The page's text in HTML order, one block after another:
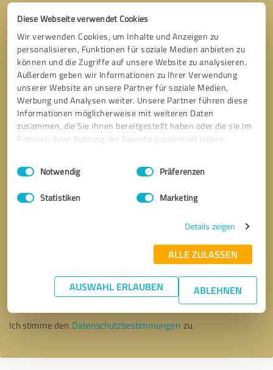
Diese Webseite verwendet Cookies
Wir verwenden Cookies, um Inhalte und Anzeigen zu
personalisieren, Funktionen für soziale Medien anbieten zu
können und die Zugriffe auf unsere Website zu analysieren.
Außerdem geben wir Informationen zu Ihrer Verwendung
unserer Website an unsere Partner für soziale Medien,
Werbung und Analysen weiter. Unsere Partner führen diese
Informationen möglicherweise mit weiteren Daten
zusammen, die Sie ihnen bereitgestellt haben oder die sie im
Rahmen Ihrer Nutzung der Dienste gesammelt haben.
Impressum Datenschutzbestimmungen
Einwilligungsauswahl
Notwendig Präferenzen
Statistiken Marketing
Details zeigen
ALLE ZULASSEN
AUSWAHL ERLAUBEN ABLEHNEN
* Erforderliche Angaben
Nachricht senden
Ich stimme den Datenschutzbestimmungen zu.